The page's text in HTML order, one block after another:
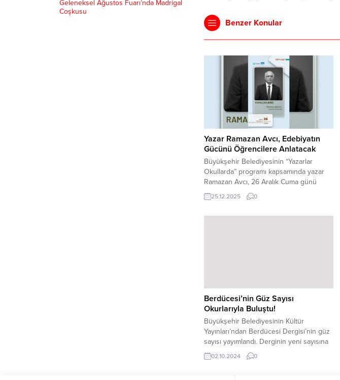
Benzer Konular
Yazar Ramazan Avcı, Edebiyatın
Gücünü Öğrencilere Anlatacak
Büyükşehir Belediyesinin “Yazarlar
Okullarda” programı kapsamında yazar
Ramazan Avcı, 26 Aralık Cuma günü
Türkoğlu Yedi Güzel Adam Anadolu İmam
Hatip Lisesi’nde öğrencilerle bir araya
25.12.2025 0
Berdücesi’nin Güz Sayısı
Okurlarıyla Buluştu!
Büyükşehir Belediyesinin Kültür
Yayınları’ndan Berdücesi Dergisi’nin güz
sayısı yayımlandı. Derginin yeni sayısına
e-dergi formatında Büyükşehir
Belediyesinin internet adresinden
02.10.2024 0
Geleneksel Ağustos Fuarı’nda Madrigal
Coşkusu